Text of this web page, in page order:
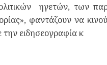
ηγετών, των
φαντάζουν να
την ειδησεογραφία κ